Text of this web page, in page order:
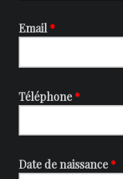
Email*
Téléphone*
Date de naissance*